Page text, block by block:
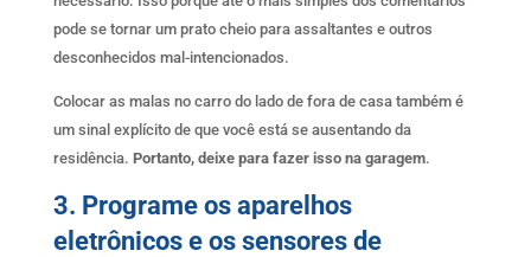
pode se tornar um prato cheio para assaltantes e outros
desconhecidos mal-intencionados.
Colocar as malas no carro do lado de fora de casa também é
um sinal explícito de que você está se ausentando da
residência. Portanto, deixe para fazer isso na garagem.
3. Programe os aparelhos
eletrônicos e os sensores de